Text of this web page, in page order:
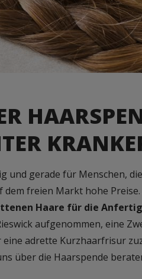
und gerade für Menschen,
dem freien Markt hohe
Haare für die
aufgenommen, eine
adrette Kurzhaarfrisur
über die Haarspende